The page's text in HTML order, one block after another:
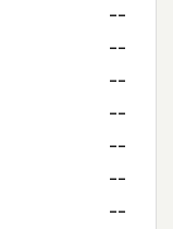
--
--
--
--
--
--
--